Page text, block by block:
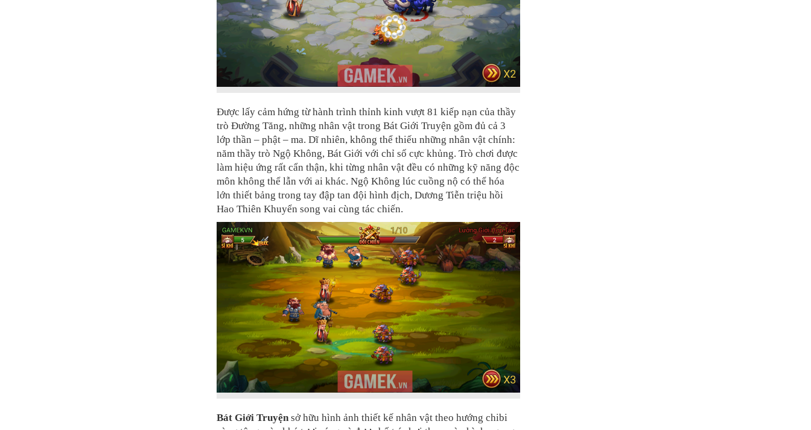
Được lấy cảm hứng từ hành trình thỉnh kinh vượt 81 kiếp nạn của thầy
trò Đường Tăng, những nhân vật trong Bát Giới Truyện gồm đủ cả 3
lớp thần – phật – ma. Dĩ nhiên, không thể thiếu những nhân vật chính:
năm thầy trò Ngộ Không, Bát Giới với chỉ số cực khủng. Trò chơi được
làm hiệu ứng rất cẩn thận, khi từng nhân vật đều có những kỹ năng độc
môn không thể lẫn với ai khác. Ngộ Không lúc cuồng nộ có thể hóa
lớn thiết bảng trong tay đập tan đội hình địch, Dương Tiễn triệu hồi
Hao Thiên Khuyển song vai cùng tác chiến.
Bát Giới Truyệnsở hữu hình ảnh thiết kế nhân vật theo hướng chibi